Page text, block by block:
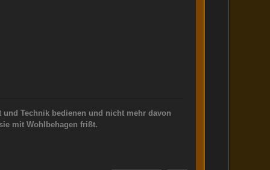
Technik bedienen und nicht mehr davon
mit Wohlbehagen frißt.